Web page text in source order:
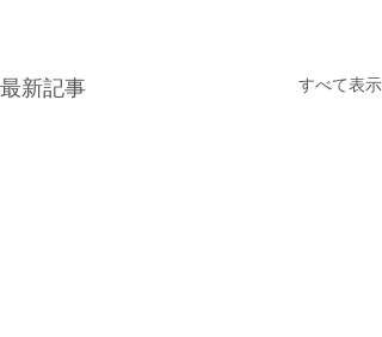
最新記事 すべて表示